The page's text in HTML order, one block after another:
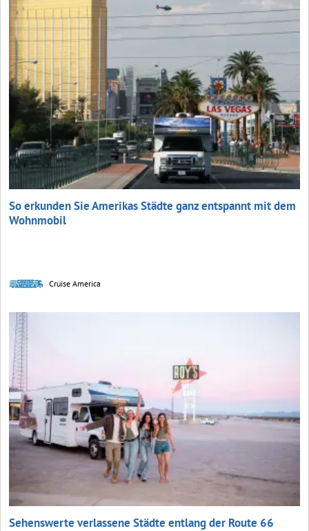
So erkunden Sie Amerikas Städte ganz entspannt mit dem
Wohnmobil
Cruise America
Sehenswerte verlassene Städte entlang der Route 66